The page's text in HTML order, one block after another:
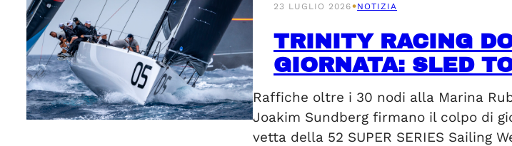
23 LUGLIO 2026•NOTIZIA
TRINITY RACING
GIORNATA: SLED
Raffiche oltre i 30 nodi alla Marina
Joakim Sundberg firmano il colpo di
vetta della 52 SUPER SERIES Sailing